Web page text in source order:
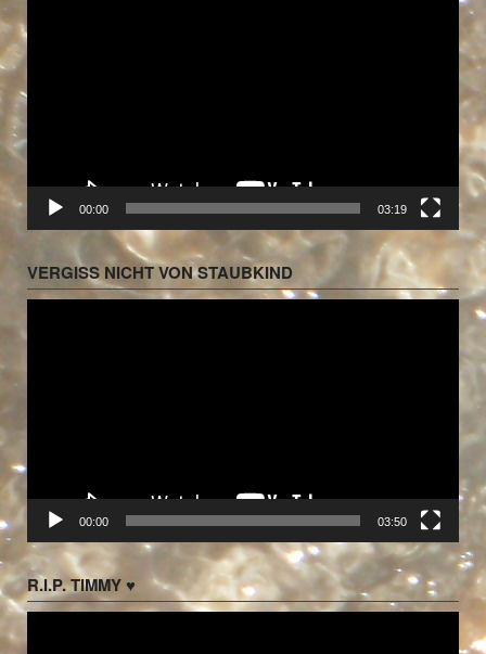
00:00 03:19
VERGISS NICHT VON STAUBKIND
Player
00:00 03:50
R.I.P. TIMMY ♥
Player